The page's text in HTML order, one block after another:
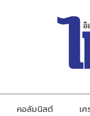
คอลัมนิสต์ เ